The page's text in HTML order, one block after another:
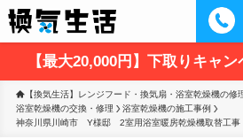
【最大20,000円】下取りキャ
【換気生活】レンジフード・換気扇・浴室乾燥機の修
浴室乾燥機の交換・修理
浴室乾燥機の施工事例
神奈川県川崎市　Y様邸　2室用浴室暖房乾燥機取替工事